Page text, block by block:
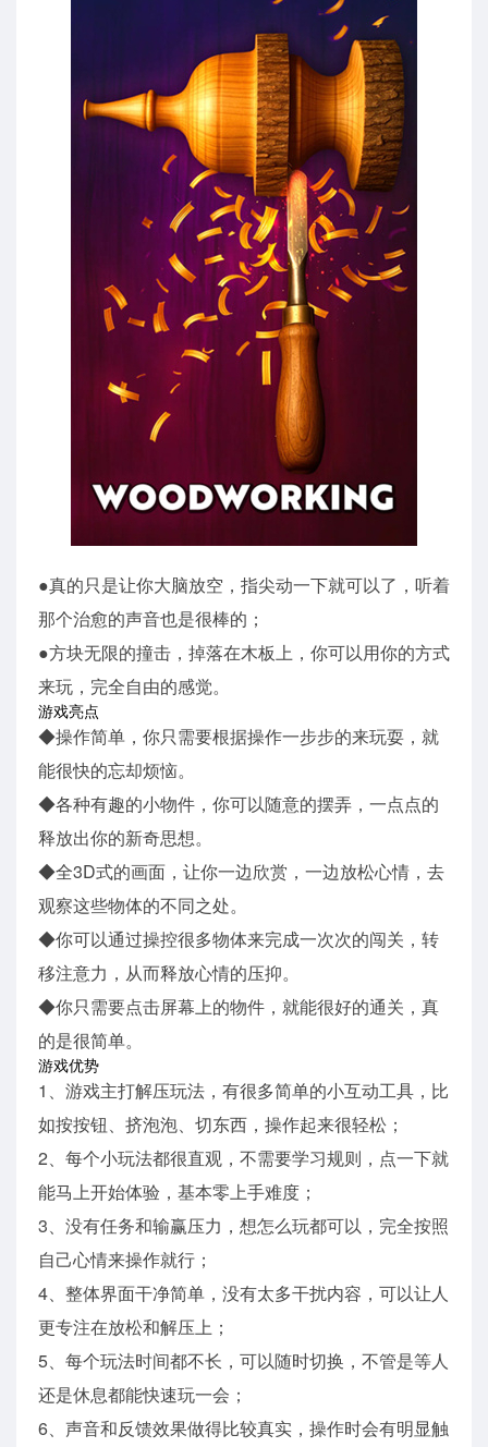
●真的只是让你大脑放空，指尖动一下就可以了，听着
那个治愈的声音也是很棒的；
●方块无限的撞击，掉落在木板上，你可以用你的方式
来玩，完全自由的感觉。
游戏亮点
◆操作简单，你只需要根据操作一步步的来玩耍，就
能很快的忘却烦恼。
◆各种有趣的小物件，你可以随意的摆弄，一点点的
释放出你的新奇思想。
◆全3D式的画面，让你一边欣赏，一边放松心情，去
观察这些物体的不同之处。
◆你可以通过操控很多物体来完成一次次的闯关，转
移注意力，从而释放心情的压抑。
◆你只需要点击屏幕上的物件，就能很好的通关，真
的是很简单。
游戏优势
1、游戏主打解压玩法，有很多简单的小互动工具，比
如按按钮、挤泡泡、切东西，操作起来很轻松；
2、每个小玩法都很直观，不需要学习规则，点一下就
能马上开始体验，基本零上手难度；
3、没有任务和输赢压力，想怎么玩都可以，完全按照
自己心情来操作就行；
4、整体界面干净简单，没有太多干扰内容，可以让人
更专注在放松和解压上；
5、每个玩法时间都不长，可以随时切换，不管是等人
还是休息都能快速玩一会；
6、声音和反馈效果做得比较真实，操作时会有明显触